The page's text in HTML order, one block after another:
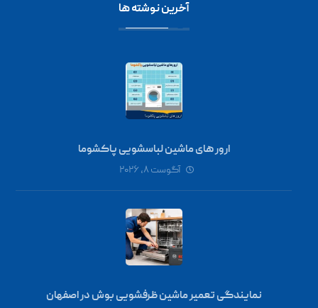
آخرین نوشته ها
ارور های ماشین لباسشویی پاکشوما
آگوست ۸, ۲۰۲۶
نمایندگی تعمیر ماشین ظرفشویی بوش در اصفهان